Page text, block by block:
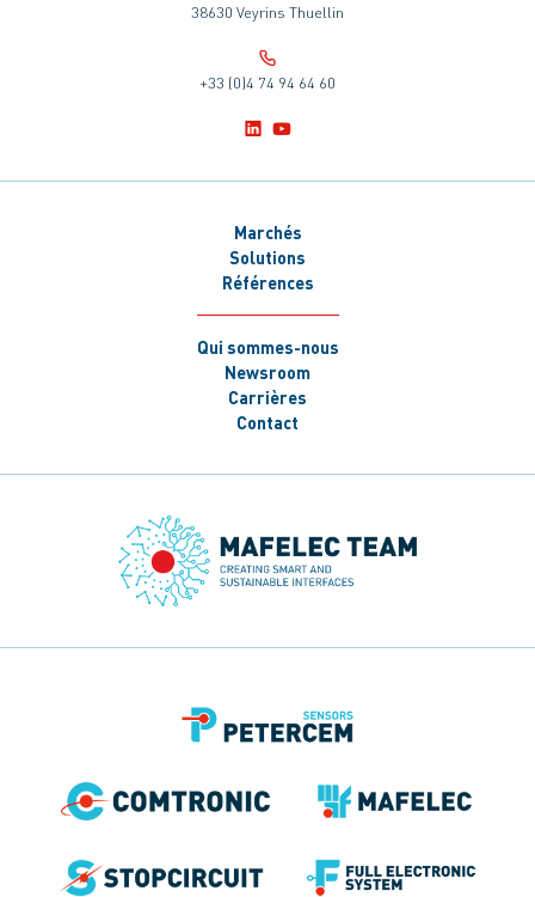
38630 Veyrins Thuellin
+33 (0)4 74 94 64 60
Marchés
Solutions
Références
Qui sommes-nous
Newsroom
Carrières
Contact